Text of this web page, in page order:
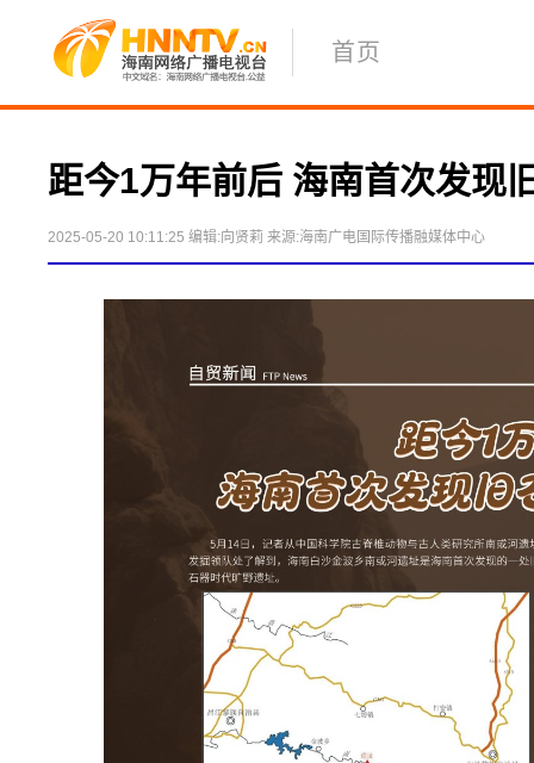
首页
距今1万年前后 海南首次发现
2025-05-20 10:11:25 编辑:向贤莉 来源:海南广电国际传播融媒体中心